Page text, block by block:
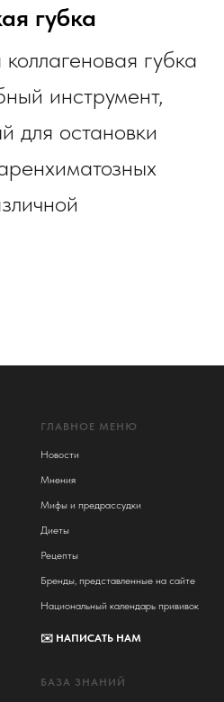
губка
губка
инструмент,
для остановки
ГЛАВНОЕ МЕНЮ
Новости
Мнения
Мифы и предрассудки
Диеты
Рецепты
Бренды, представленные на сайте
Национальный календарь прививок
✉️ НАПИСАТЬ НАМ
БАЗА ЗНАНИЙ